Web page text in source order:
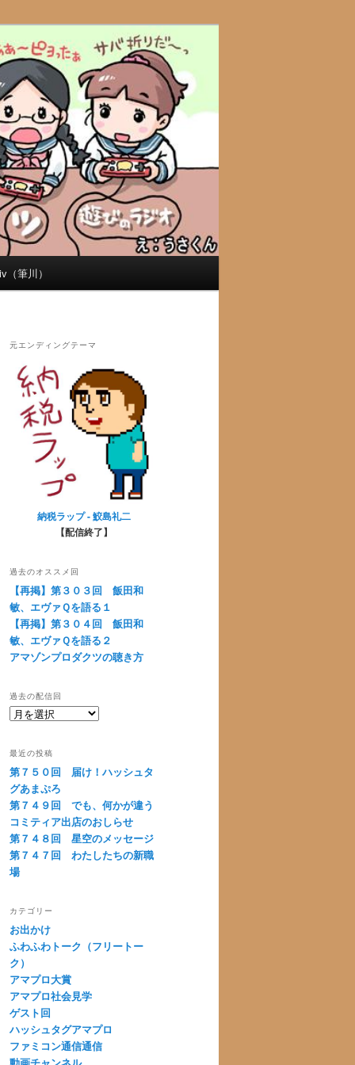
（筆川）
元エンディングテーマ
納税ラップ - 鮫島礼二
【配信終了】
過去のオススメ回
【再掲】第３０３回 飯田和
敏、エヴァＱを語る１
【再掲】第３０４回 飯田和
敏、エヴァＱを語る２
アマゾンプロダクツの聴き方
過去の配信回
過
配
信
回
最近の投稿
第７５０回 届け！ハッシュタ
グあまぷろ
第７４９回 でも、何かが違う
コミティア出店のおしらせ
第７４８回 星空のメッセージ
第７４７回 わたしたちの新職
場
カテゴリー
お出かけ
ふわふわトーク（フリートー
ク）
アマプロ大賞
アマプロ社会見学
ゲスト回
ハッシュタグアマプロ
ファミコン通信通信